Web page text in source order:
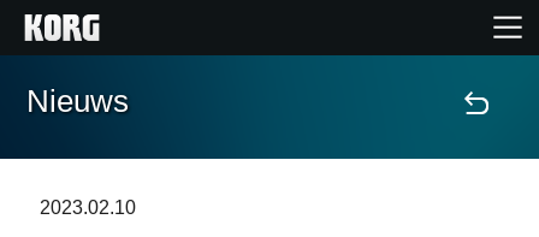
Home
Nieuws
2023.02.10